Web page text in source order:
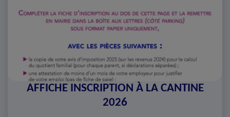
AFFICHE INSCRIPTION À LA CANTINE
2026